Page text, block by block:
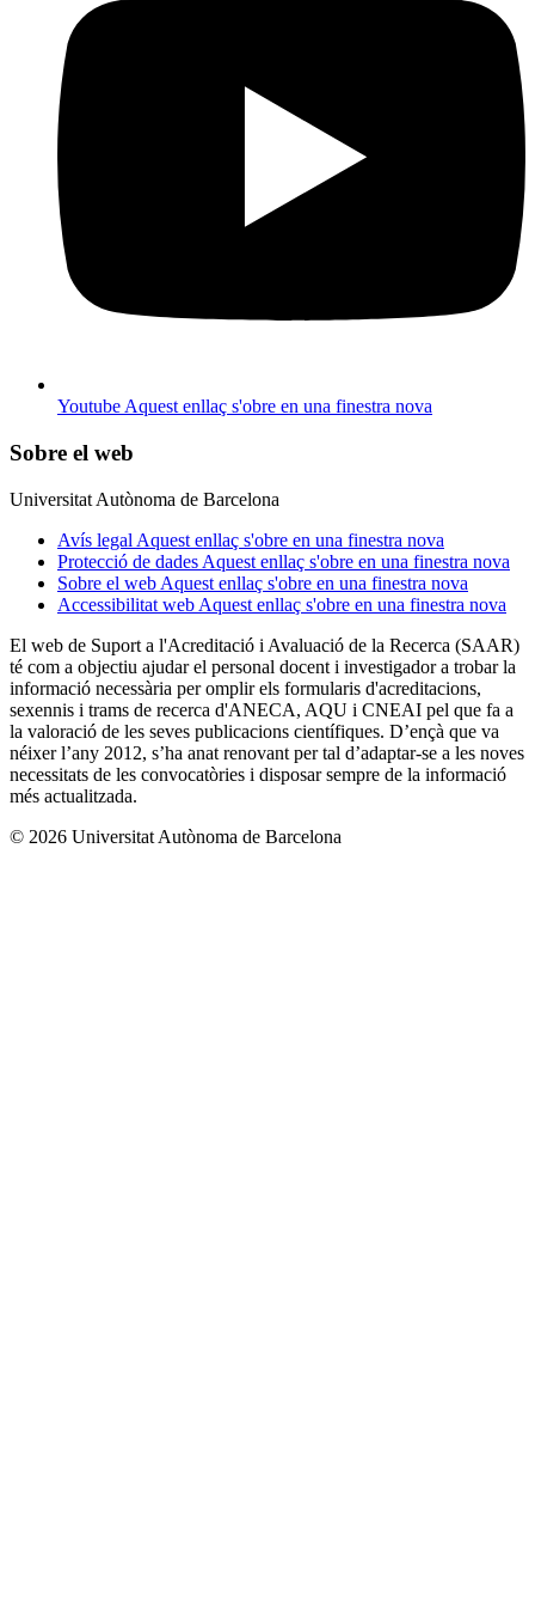
Youtube Aquest enllaç s'obre en una finestra nova
Sobre el web
Universitat Autònoma de Barcelona
Avís legal Aquest enllaç s'obre en una finestra nova
Protecció de dades Aquest enllaç s'obre en una finestra nova
Sobre el web Aquest enllaç s'obre en una finestra nova
Accessibilitat web Aquest enllaç s'obre en una finestra nova
El web de Suport a l'Acreditació i Avaluació de la Recerca (SAAR)
té com a objectiu ajudar el personal docent i investigador a trobar la
informació necessària per omplir els formularis d'acreditacions,
sexennis i trams de recerca d'ANECA, AQU i CNEAI pel que fa a
la valoració de les seves publicacions científiques. D’ençà que va
néixer l’any 2012, s’ha anat renovant per tal d’adaptar-se a les noves
necessitats de les convocatòries i disposar sempre de la informació
més actualitzada.
© 2026 Universitat Autònoma de Barcelona